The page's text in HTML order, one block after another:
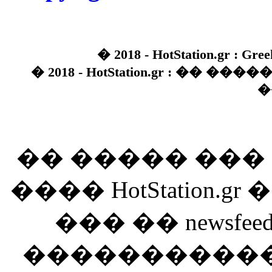
� 2018 - HotStation.gr :
� 2018 - HotStation.gr : ��
�� �����
����
��� ��